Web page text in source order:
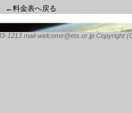
←料金表へ戻る
1213 mail-welcome@ets.or.jp Copyright